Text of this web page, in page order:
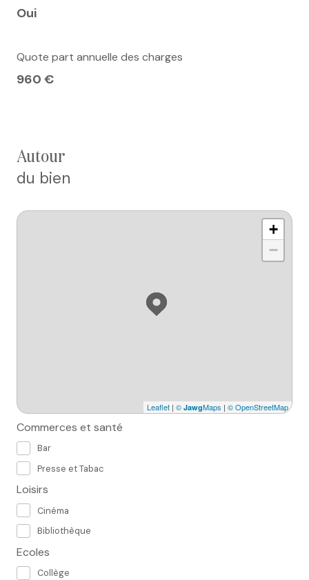
Oui
Quote part annuelle des charges
960 €
autour
du bien
+
−
Leaflet | © JawgMaps | © OpenStreetMap
Commerces et santé
Bar
Presse et Tabac
Loisirs
Cinéma
Bibliothèque
Ecoles
Collège